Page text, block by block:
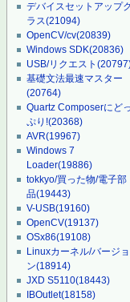
デバイスセットアップク
ラス(21094)
OpenCV/cv(20839)
Windows SDK(20836)
USB/リクエスト
基礎文法最速マスター
(20764)
Quartz Composerにど
ぷり!(20368)
AVR(19967)
Windows 7
Loader(19886)
tokkyo/買った物/電子部
品(19443)
V-USB(19160)
OpenCV(19137)
OSx86(19108)
Linuxカーネル/バージョ
ン(18914)
JXD S5110(18443)
IBOutlet(18158)